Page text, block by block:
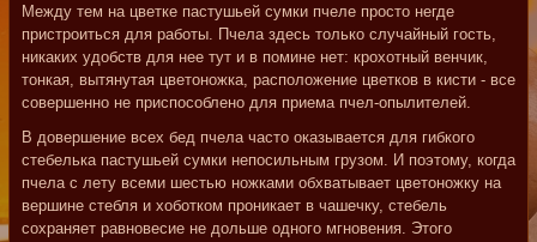
Между тем на цветке пастушьей сумки пчеле просто негде
пристроиться для работы. Пчела здесь только случайный гость,
никаких удобств для нее тут и в помине нет: крохотный венчик,
тонкая, вытянутая цветоножка, расположение цветков в кисти - все
совершенно не приспособлено для приема пчел-опылителей.
В довершение всех бед пчела часто оказывается для гибкого
стебелька пастушьей сумки непосильным грузом. И поэтому, когда
пчела с лету всеми шестью ножками обхватывает цветоножку на
вершине стебля и хоботком проникает в чашечку, стебель
сохраняет равновесие не дольше одного мгновения. Этого